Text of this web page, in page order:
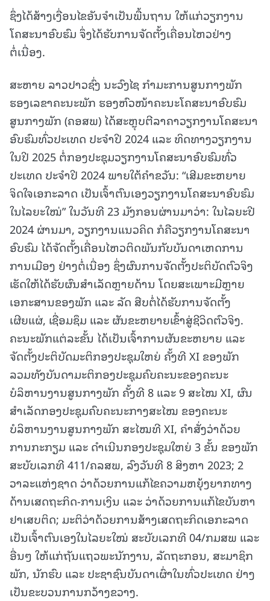
ຊຶ່ງໄດ້ສ້າງເງື່ອນໄຂອັນຈໍາເປັນພື້ນຖານ ໃຫ້ແກ່ວຽກງານ
ໂຄສະນາອົບຮົມ ຈຶ່ງໄດ້ຮັບການຈັດຕັ້ງເຄື່ອນໄຫວຢ່າງ
ຕໍ່ເນື່ອງ.
ສະຫາຍ ລາວປາວຊົ່ງ ນະວົງໄຊ ກໍາມະການສູນກາງພັກ
ຮອງເລຂາຄະນະພັກ ຮອງຫົວໜ້າຄະນະໂຄສະນາອົບຮົມ
ສູນກາງພັກ (ຄອສພ) ໄດ້ສະຫຼຸບຕີລາຄາວຽກງານໂຄສະນາ
ອົບຮົມທົ່ວປະເທດ ປະຈຳປີ 2024 ແລະ ທິດທາງວຽກງານ
ໃນປີ 2025 ຕໍ່ກອງປະຊຸມວຽກງານໂຄສະນາອົບຮົມທົ່ວ
ປະເທດ ປະຈໍາປີ 2024 ພາຍໃຕ້ຄໍາຂວັນ: “ເສີມຂະຫຍາຍ
ຈິດໃຈເອກະລາດ ເປັນເຈົ້າຕົນເອງວຽກງານໂຄສະນາອົບຮົມ
ໃນໄລຍະໃໝ່” ໃນວັນທີ 23 ມັງກອນຜ່ານມາວ່າ: ໃນໄລຍະປີ
2024 ຜ່ານມາ, ວຽກງານແນວຄິດ ກໍຄືວຽກງານໂຄສະນາ
ອົບຮົມ ໄດ້ຈັດຕັ້ງເຄື່ອນໄຫວຕິດພັນກັບບັນດາເຫດການ
ການເມືອງ ຢ່າງຕໍ່ເນື່ອງ ຊຶ່ງຜົນການຈັດຕັ້ງປະຕິບັດຕົວຈິງ
ເຮັດໃຫ້ໄດ້ຮັບຜົນສໍາເລັດຫຼາຍດ້ານ ໂດຍສະເພາະມີຫຼາຍ
ເອກະສານຂອງພັກ ແລະ ລັດ ສືບຕໍ່ໄດ້ຮັບການຈັດຕັ້ງ
ເຜີຍແຜ່, ເຊື່ອມຊຶມ ແລະ ຜັນຂະຫຍາຍເຂົ້າສູ່ຊີວິດຕົວຈິງ.
ຄະນະພັກແຕ່ລະຂັ້ນ ໄດ້ເປັນເຈົ້າການຜັນຂະຫຍາຍ ແລະ
ຈັດຕັ້ງປະຕິບັດມະຕິກອງປະຊຸມໃຫຍ່ ຄັ້ງທີ XI ຂອງພັກ
ລວມທັງບັນດາມະຕິກອງປະຊຸມຄົບຄະນະຂອງຄະນະ
ບໍລິຫານງານສູນກາງພັກ ຄັ້ງທີ 8 ແລະ 9 ສະໄໝ XI, ຜົນ
ສໍາເລັດກອງປະຊຸມຄົບຄະນະກາງສະໄໝ ຂອງຄະນະ
ບໍລິຫານງານສູນກາງພັກ ສະໄໝທີ XI, ຄໍາສັ່ງວ່າດ້ວຍ
ການກະກຽມ ແລະ ດໍາເນີນກອງປະຊຸມໃຫຍ່ 3 ຂັ້ນ ຂອງພັກ
ສະບັບເລກທີ 411/ຄລສພ, ລົງວັນທີ 8 ສິງຫາ 2023; 2
ວາລະແຫ່ງຊາດ ວ່າດ້ວຍການແກ້ໄຂຄວາມຫຍຸ້ງຍາກທາງ
ດ້ານເສດຖະກິດ-ການເງິນ ແລະ ວ່າດ້ວຍການແກ້ໄຂບັນຫາ
ຢາເສບຕິດ; ມະຕິວ່າດ້ວຍການສ້າງເສດຖະກິດເອກະລາດ
ເປັນເຈົ້າຕົນເອງໃນໄລຍະໃໝ່ ສະບັບເລກທີ 04/ກມສພ ແລະ
ອື່ນໆ ໃຫ້ແກ່ຖັນແຖວພະນັກງານ, ລັດຖະກອນ, ສະມາຊິກ
ພັກ, ນັກຮົບ ແລະ ປະຊາຊົນບັນດາເຜົ່າໃນທົ່ວປະເທດ ຢ່າງ
ເປັນຂະບວນການກວ້າງຂວາງ.